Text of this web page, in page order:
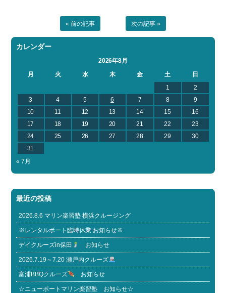
« 前の記事 次の記事 »
カレンダー
2026年8月
月
火 水 木 金 土
日
1
2
3
4 5 6 7 8
9
10
11 12 13 14 15
16
17
18 19 20 21 22
23
24
25 26 27 28 29
30
31
« 7月
最近の投稿
2026.8.6 マリン楽習塾 横浜クルージング
※レンタルボート臨時休業 お知らせ※
デイクルーズin保田 お知らせ
2026.7.19～7.20 瀬戸内クルーズ
富浦BBQクルーズ お知らせ
☆ニューポートマリン楽習塾 お知らせ☆